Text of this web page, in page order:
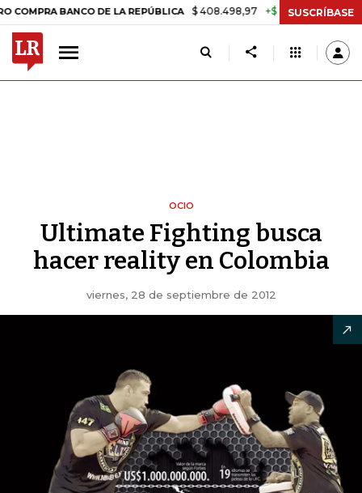
DE LA REPÚBLICA $ 408.498,97 +$ 8.753,81 +2,19% TASA
SUSCRÍBASE
OCIO
Ultimate Fighting busca
hacer reality en Colombia
viernes, 28 de septiembre de 2012